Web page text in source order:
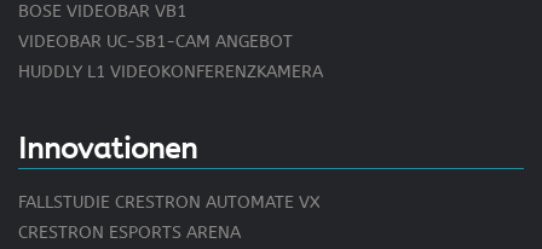
Innovationen
BOSE VIDEOBAR VB1
VIDEOBAR UC-SB1-CAM ANGEBOT
HUDDLY L1 VIDEOKONFERENZKAMERA
FALLSTUDIE CRESTRON AUTOMATE VX
CRESTRON ESPORTS ARENA